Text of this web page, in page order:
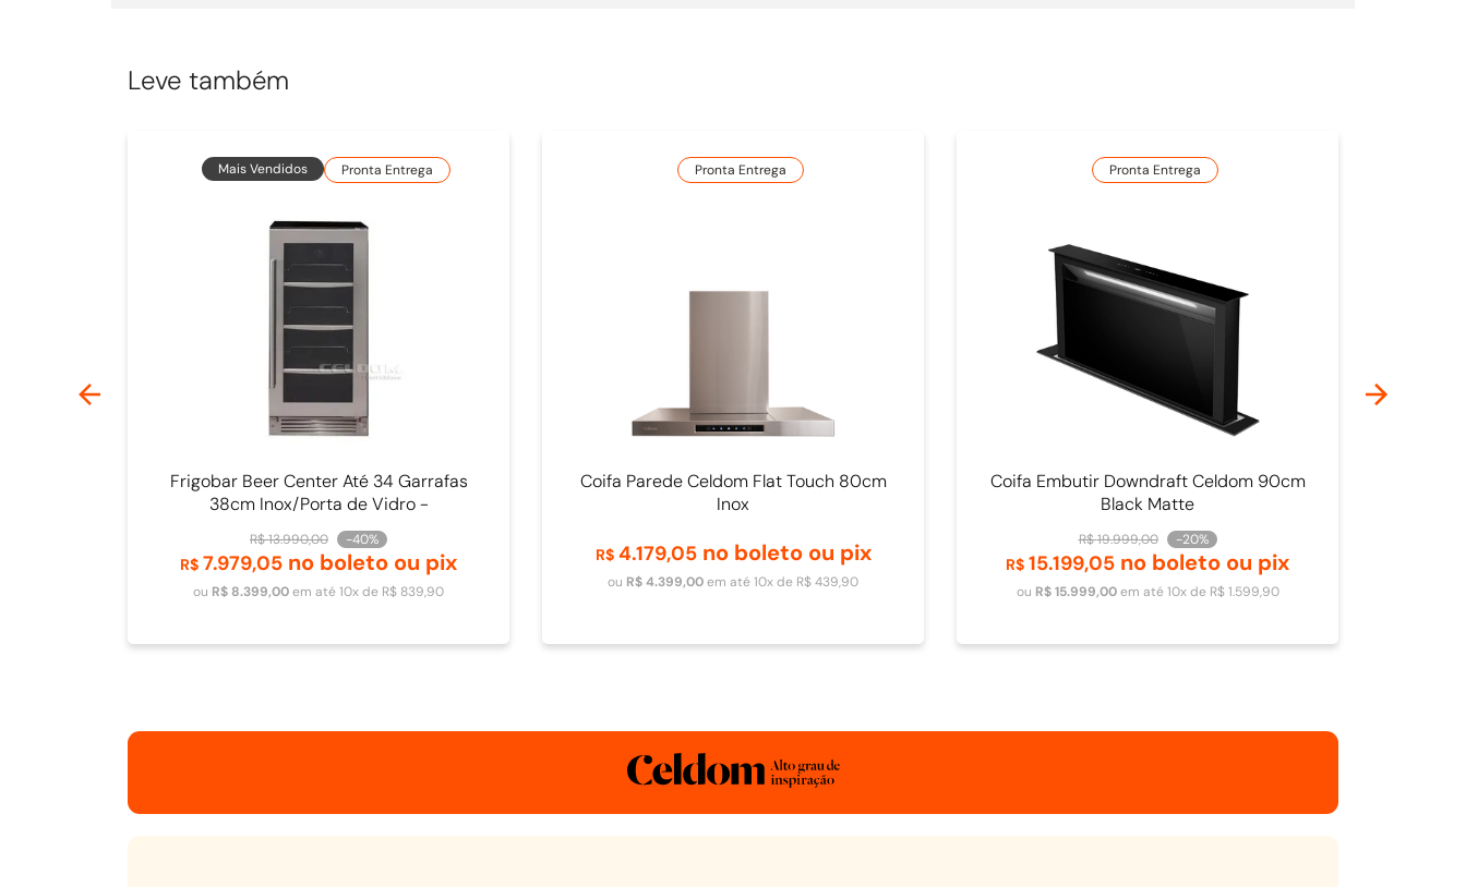
Leve também
Mais Vendidos Pronta Entrega
Frigobar Beer Center Até 34 Garrafas
38cm Inox/Porta de Vidro -
4093840009
R$13.990,00 -40%
R$ 7.979,05 no boleto ou pix
ou R$ 8.399,00em até10x de R$ 839,90
Adicionar ao carrinho
Pronta Entrega
Coifa Parede Celdom Flat Touch 80cm
Inox
R$ 4.179,05no boleto ou pix
ou R$4.399,00em até10x de R$439,90
Adicionar ao carrinho
Pronta Entrega
Coifa Embutir Downdraft Celdom 90cm
Black Matte
R$19.999,00 -20%
R$ 15.199,05 no boleto ou pix
ou R$ 15.999,00em até10x de R$ 1.599,90
Adicionar ao carrinho